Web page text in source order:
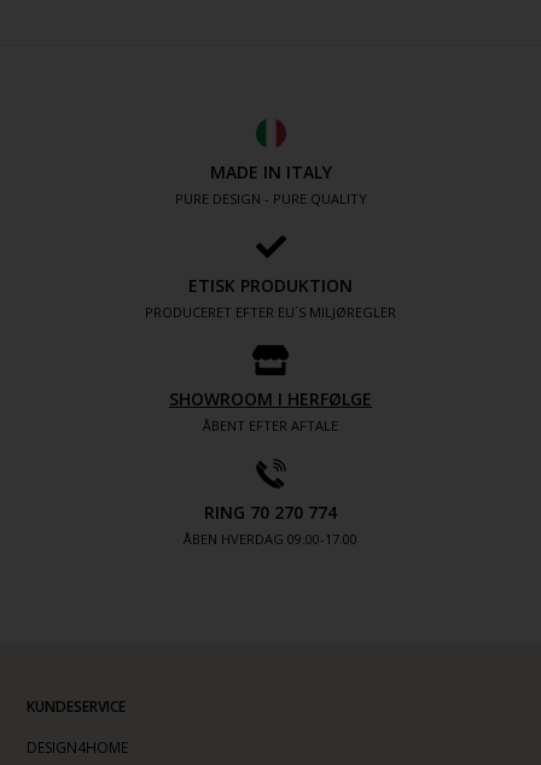
MADE IN ITALY
PURE DESIGN - PURE QUALITY
ETISK PRODUKTION
PRODUCERET EFTER EU´S MILJØREGLER
SHOWROOM I HERFØLGE
ÅBENT EFTER AFTALE
RING 70 270 774
ÅBEN HVERDAG 09:00-17.00
KUNDESERVICE
DESIGN4HOME